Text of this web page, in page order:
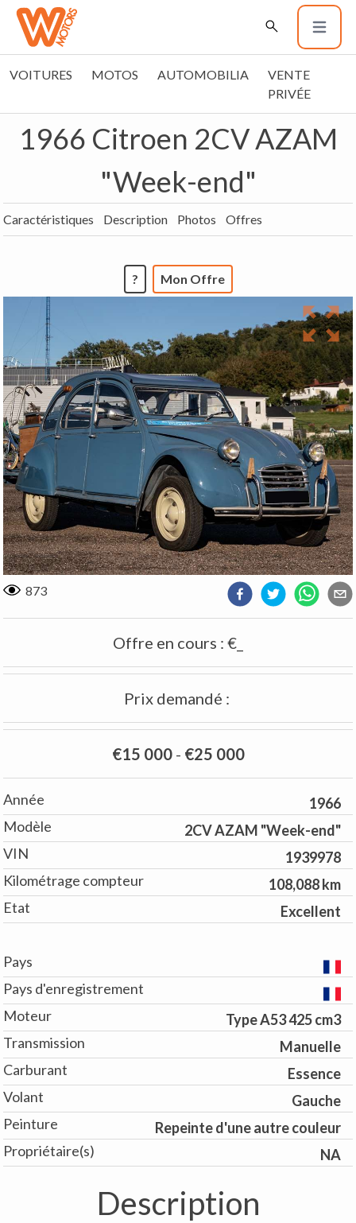
VOITURES MOTOS AUTOMOBILIA
VENTE
PRIVÉE
1966 Citroen 2CV AZAM
"Week-end"
Caractéristiques Description Photos Offres
? Mon Offre
873
Offre en cours : €_
Prix demandé :
€15 000- €25 000
Année
1966
Modèle
2CV AZAM "Week-end"
VIN
1939978
Kilométrage compteur
108,088 km
Etat
Excellent
Pays
Pays d'enregistrement
Moteur
Type A53 425 cm3
Transmission
Manuelle
Carburant
Essence
Volant
Gauche
Peinture
Repeinte d'une autre couleur
Propriétaire(s)
NA
Description